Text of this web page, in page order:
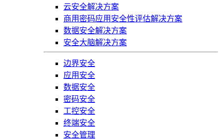
云安全解决方案
商用密码应用安全性评估解决方案
数据安全解决方案
安全大脑解决方案
边界安全
应用安全
数据安全
密码安全
工控安全
终端安全
安全管理